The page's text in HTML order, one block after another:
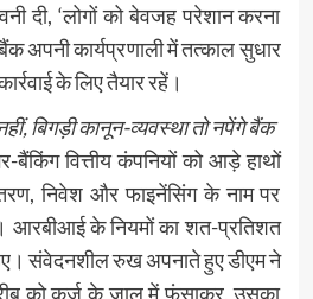
दी, ‘लोगों को बेवजह परेशान करना
अपनी कार्यप्रणाली में तत्काल सुधार
के लिए तैयार रहें।
नहीं, बिगड़ी कानून-व्यवस्था तो नपेंगे बैंक
बैंकिंग वित्तीय कंपनियों को आड़े हाथों
निवेश और फाइनेंसिंग के नाम पर
आरबीआई के नियमों का शत-प्रतिशत
संवेदनशील रुख अपनाते हुए डीएम ने
को कर्ज के जाल में फंसाकर, उसका